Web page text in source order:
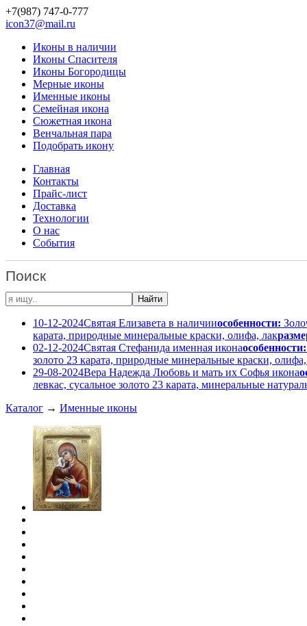
+7(987) 747-0-777
icon37@mail.ru
Иконы в наличии
Иконы Спасителя
Иконы Богородицы
Мерные иконы
Именные иконы
Семейная икона
Сюжетная икона
Венчальная пара
Подобрать икону
Главная
Контакты
Прайс-лист
Доставка
Технологии
О нас
События
Поиск
10-12-2024Святая Елизавета в наличииособенности:
карата, природные минеральные краски, олифа, лак
02-12-2024Святая Стефанида именная иконаособенности:
золото 23 карата, природные минеральные краски,
29-08-2024Вера Надежда Любовь и мать их Софья икона
левкас, сусальное золото 23 карата, минеральные
Каталог → Именные иконы